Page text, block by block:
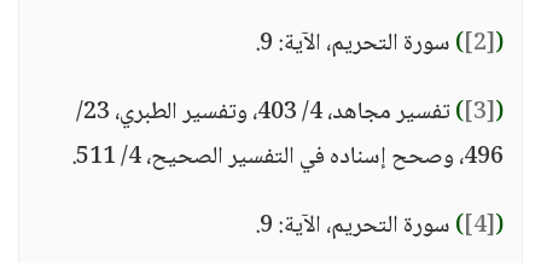
(
[2]
)سورة التحريم، الآية: 9.
(
[3]
)
تفسير مجاهد، 4/ 403، وتفسير الطبري، 23/
496، وصحح إسناده في التفسير الصحيح، 4/ 511.
(
[4]
)سورة التحريم، الآية: 9.